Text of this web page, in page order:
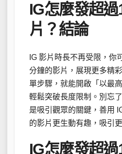
IG怎麼發超
片？結論
IG 影片時長不再受限，你
分鐘的影片，展現更多精
單步驟，就能開啟「以最
輕鬆突破長度限制。別忘
是吸引觀眾的關鍵，善用
的影片更生動有趣，吸引
IG怎麼發超